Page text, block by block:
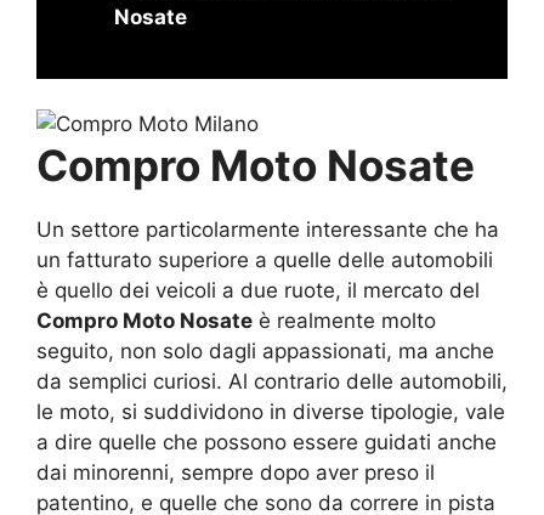
Nosate
Compro Moto Nosate
Un settore particolarmente interessante che ha
un fatturato superiore a quelle delle automobili
è quello dei veicoli a due ruote, il mercato del
Compro Moto Nosate è realmente molto
seguito, non solo dagli appassionati, ma anche
da semplici curiosi. Al contrario delle automobili,
le moto, si suddividono in diverse tipologie, vale
a dire quelle che possono essere guidati anche
dai minorenni, sempre dopo aver preso il
patentino, e quelle che sono da correre in pista